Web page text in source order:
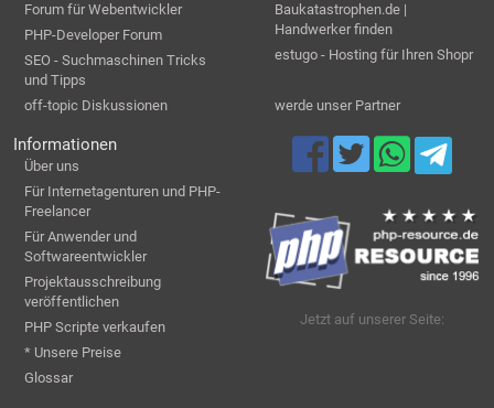
Forum für Webentwickler
PHP-Developer Forum
SEO - Suchmaschinen Tricks
und Tipps
off-topic Diskussionen
Baukatastrophen.de |
Handwerker finden
estugo - Hosting für Ihren Shopr
werde unser Partner
Informationen
Über uns
Für Internetagenturen und PHP-
Freelancer
Für Anwender und
Softwareentwickler
Projektausschreibung
veröffentlichen
PHP Scripte verkaufen
* Unsere Preise
Glossar
Jetzt auf unserer Seite: